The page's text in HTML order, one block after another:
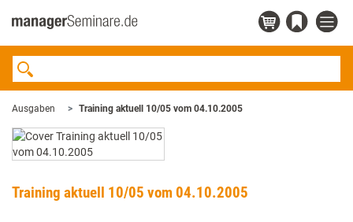
Ausgaben Training aktuell 10/05 vom 04.10.2005
Training aktuell 10/05 vom 04.10.2005